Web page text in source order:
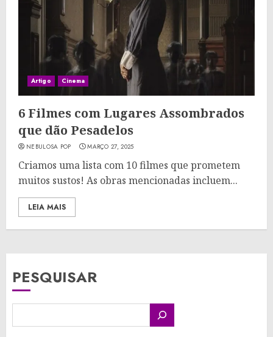
Artigo Cinema
6 Filmes com Lugares Assombrados
que dão Pesadelos
NEBULOSA POP MARÇO 27, 2025
Criamos uma lista com 10 filmes que prometem
muitos sustos! As obras mencionadas incluem...
LEIA MAIS
PESQUISAR